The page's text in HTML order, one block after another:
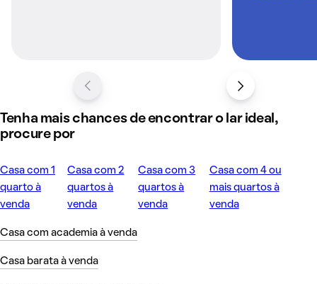
Tenha mais chances de encontrar o lar ideal,
procure por
Casa com 1
quarto à
venda
Casa com 2
quartos à
venda
Casa com 3
quartos à
venda
Casa com 4 ou
mais quartos à
venda
Casa com academia à venda
Casa barata à venda